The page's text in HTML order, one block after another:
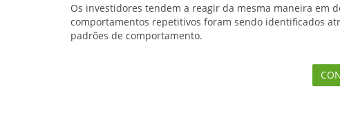
Os investidores tendem a reagir da mesma maneira em
comportamentos repetitivos foram sendo identificados
padrões de comportamento.